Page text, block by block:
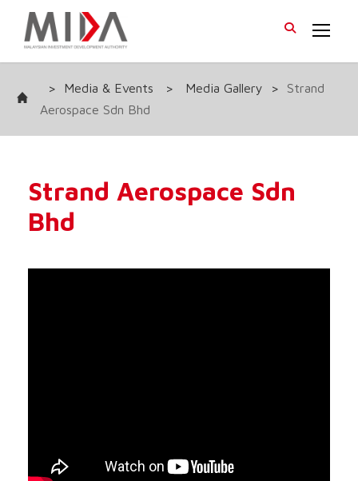
> Media & Events > Media Gallery >
Strand
Aerospace Sdn Bhd
Strand Aerospace Sdn
Bhd